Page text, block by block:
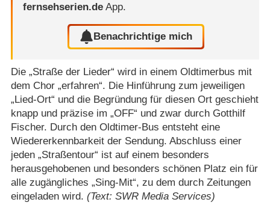
fernsehserien.deApp.
Benachrichtige mich
Die „Straße der Lieder“ wird in einem Oldtimerbus mit
dem Chor „erfahren“. Die Hinführung zum jeweiligen
„Lied-Ort“ und die Begründung für diesen Ort geschieht
knapp und präzise im „OFF“ und zwar durch Gotthilf
Fischer. Durch den Oldtimer-Bus entsteht eine
Wiedererkennbarkeit der Sendung. Abschluss einer
jeden „Straßentour“ ist auf einem besonders
herausgehobenen und besonders schönen Platz ein für
alle zugängliches „Sing-Mit“, zu dem durch Zeitungen
eingeladen wird. (Text: SWR Media Services)